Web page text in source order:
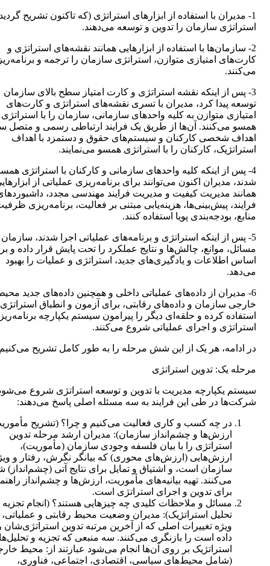
1- مدیران با استفاده از ابزارهای استراتژی (که تاکنون تشریح
استراتژی سازمان را تدوین و توسعه می‌دهند.
2- سازمان‌ها با استفاده از ابزارهایی همانند نقشه‌های استراتژی و
کارت‌های امتیازی متوازن، استراتژی سازمان را ترجمه و
می‌کنند.
3- پس از اینکه نقشه استراتژی و کارت امتیاز سطح بالای سازمان
توسعه پیدا کرد، مدیران با تسری نقشه‌های استراتژی و کارت‌های
امتیازی متوازن به کلیه واحدهای سازمانی، سازمان را با
همسو می‌کنند. آن‌ها از طریق یک فرایند ارتباطی رسمی و متصل
اهداف شخصی کارکنان و سیستم‌های حقوق و دستمزد با اهداف
استراتژیک، کارکنان را با استراتژی همسو می‌نمایند.
4- پس از اینکه کلیه واحدهای سازمانی و کارکنان با استراتژی
شدند، مدیران اکنون می‌توانند برای برنامه‌ریزی عملیاتی از
همانند مدیریت کیفیت و مدیریت فرایند مهندسی مجدد،
فرایند، پیش‌بینی‌ها، هزینه‌یابی مبتنی بر فعالیت، برنامه‌ریزی
منابع، بودجه‌بندی پویا استفاده کنند.
5- پس از اینکه استراتژی و برنامه‌های عملیاتی اجرا شدند، سازمان
مسائل، موانع، چالش‌ها و نتایج عملکرد را تحت پایش قرار داده و بر
اساس اطلاعات و یادگیری‌های جدید، استراتژی و عملیات را بهبود
می‌دهد.
6- مدیران از داده‌های عملیاتی داخلی و همچنین داده‌های جدید
خارجی سازمان و داده‌های رقابتی، برای آزمون و انطباق استراتژی
استفاده کرده و حلقه‌ای دیگر را پیرامون سیستم یکپارچه
استراتژی و اجرای عملیاتی شروع می‌کنند.
در ادامه، هر یک از این شش مرحله را به طور کامل تشریح
مرحله یک: تدوین استراتژی
سیستم یکپارچه مدیریت با تدوین و توسعه استراتژی شروع
شرکت‌ها در طی این فرایند به سه مسئله اصلی پاسخ می‌دهند:
در چه کسب و کاری فعالیت می‌کنیم و چرا؟ (تشریح
ارزش‌ها و چشم‌انداز سازمان): مدیران ارشد مرحله تدوین
استراتژی را با بیان فلسفه وجودی سازمان (مأموریت)،
ارزش‌هایی (ارزش‌های محوری) که بیانگر نگرش، رفتار و
سازمان است، و اشتیاق و تمایل برای نتایج آتی (چشم‌انداز)
می‌کنند. تهیه بیانیه‌های مأموریت، ارزش‌ها و چشم‌انداز
برای تدوین و اجرای استراتژی است.
مسائل و ملاحظات کلیدی چه چیزهایی هستند؟ (انجام تجزیه
تحلیل استراتژیک): مدیران وضعیت محیط رقابتی و عملیاتی،
ویژه تغییرات اصلی که از آخرین مرتبه تدوین استراتژی‌شان
داده است را بازنگری می‌کنند. سه منبعی که تجزیه و
استراتژیک بر روی آن‌ها انجام می‌شود عبارتند از: محیط
(شامل محیط‌های سیاسی، اقتصادی، اجتماعی، فناوری،